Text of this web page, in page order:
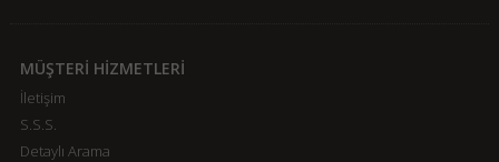
MÜŞTERİ HİZMETLERİ
İletişim
S.S.S.
Detaylı Arama